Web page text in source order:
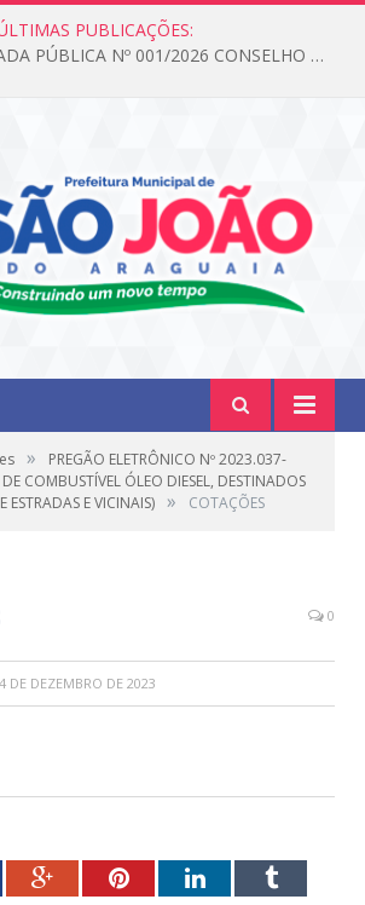
PUBLICAÇÕES:
EDITAL DE CHAMADA PÚBLICA Nº 001/2026 CONSELHO DOS DIREITOS DA CRIANÇA E DO ADOLESCENTE
»
PREGÃO ELETRÔNICO Nº 2023.037-
COMBUSTÍVEL ÓLEO DIESEL, DESTINADOS
ESTRADAS E VICINAIS) » COTAÇÕES
0
DE DEZEMBRO DE 2023
Google+PinterestLinkedInTumblr